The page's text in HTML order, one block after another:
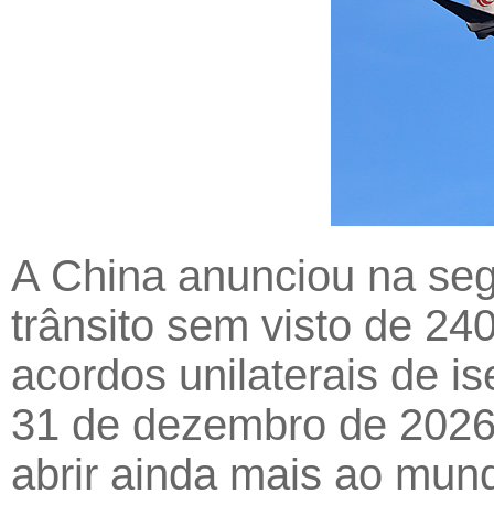
A China anunciou na
trânsito sem visto de
acordos unilaterais de
31 de dezembro de
abrir ainda mais ao